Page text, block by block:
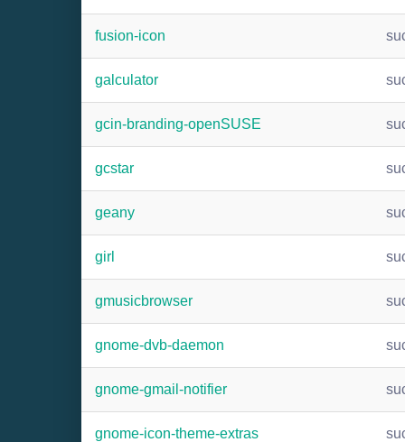
fusion-icon
galculator
gcin-branding-openSUSE
gcstar
geany
girl
gmusicbrowser
gnome-dvb-daemon
gnome-gmail-notifier
gnome-icon-theme-extras